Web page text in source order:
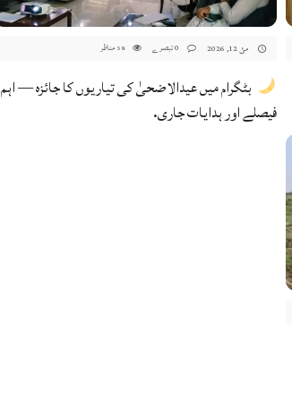
مئ 12, 2026 58 مناظر
بٹگرام میں عیدالاضحیٰ کی تیاریوں کا جائزہ — اہم
فیصلے اور ہدایات جاری.